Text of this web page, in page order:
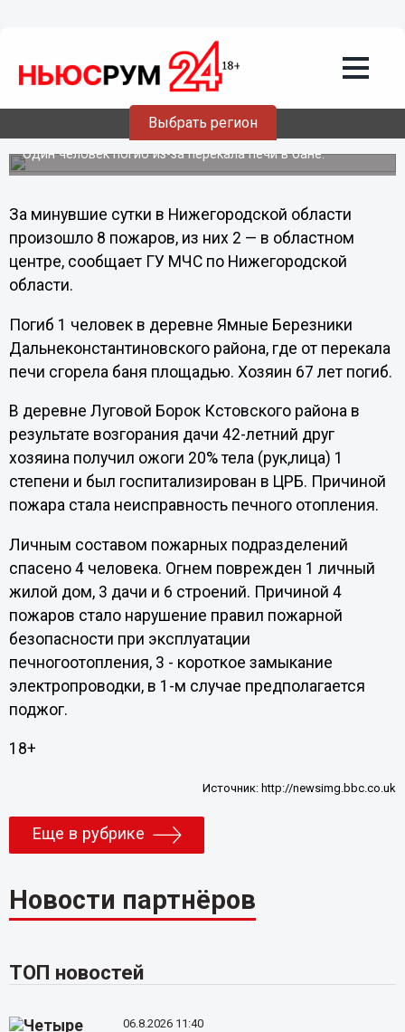
Выбрать регион
07.05.201219:44
Вчера в Нижегородской области
произошло 8 пожаров
Один человек погиб из-за перекала печи в бане.
За минувшие сутки в Нижегородской области
произошло 8 пожаров, из них 2 — в областном
центре, сообщает ГУ МЧС по Нижегородской
области.
Погиб 1 человек в деревне Ямные Березники
Дальнеконстантиновского района, где от перекала
печи сгорела баня площадью. Хозяин 67 лет погиб.
В деревне Луговой Борок Кстовского района в
результате возгорания дачи 42-летний друг
хозяина получил ожоги 20% тела (рук,лица) 1
степени и был госпитализирован в ЦРБ. Причиной
пожара стала неисправность печного отопления.
Личным составом пожарных подразделений
спасено 4 человека. Огнем поврежден 1 личный
жилой дом, 3 дачи и 6 строений. Причиной 4
пожаров стало нарушение правил пожарной
безопасности при эксплуатации
печногоотопления, 3 - короткое замыкание
электропроводки, в 1-м случае предполагается
поджог.
18+
Источник: http://newsimg.bbc.co.uk
Еще в рубрике
Новости партнёров
ТОП новостей
06.8.2026 11:40